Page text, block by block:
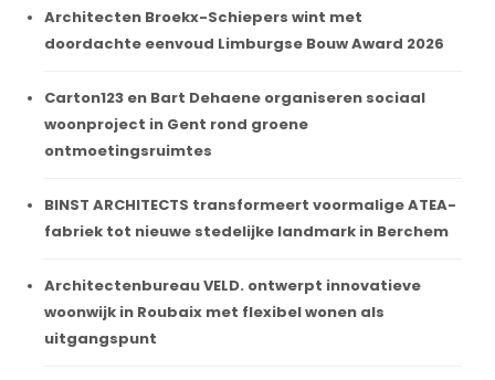
Architecten Broekx-Schiepers wint met
doordachte eenvoud Limburgse Bouw Award 2026
Carton123 en Bart Dehaene organiseren sociaal
woonproject in Gent rond groene
ontmoetingsruimtes
BINST ARCHITECTS transformeert voormalige ATEA-
fabriek tot nieuwe stedelijke landmark in Berchem
Architectenbureau VELD. ontwerpt innovatieve
woonwijk in Roubaix met flexibel wonen als
uitgangspunt